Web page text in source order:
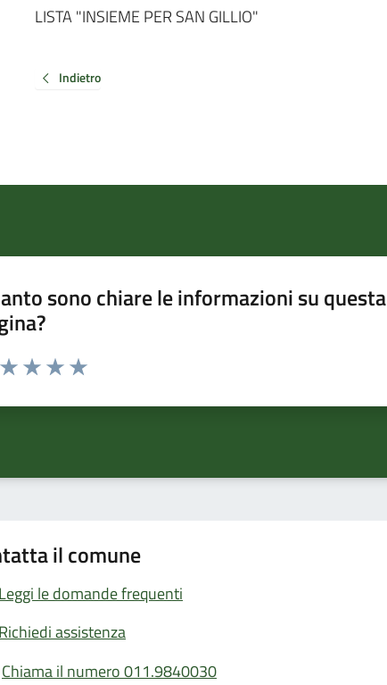
LISTA "INSIEME PER SAN GILLIO"
Indietro
sono chiare le informazioni su questa
da 1 a 5 stelle la pagina
il comune
Leggi le domande frequenti
Richiedi assistenza
Chiama il numero 011.9840030